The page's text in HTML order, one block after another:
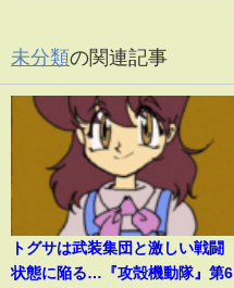
未分類の関連記事
トグサは武装集団と激しい戦闘
状態に陥る…『攻殻機動隊』第6